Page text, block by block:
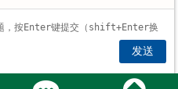
维护要求都有哪些？
下一条：设备运行困难？常州穆格伺服维修厂家分析原因
发送